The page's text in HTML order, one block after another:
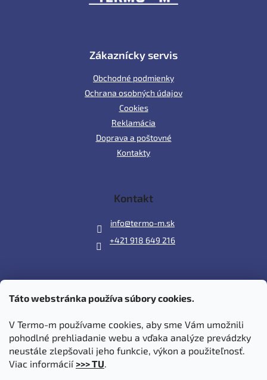
Táto webstránka používa súbory cookies.
V Termo-m používame cookies, aby sme Vám umožnili
pohodlné prehliadanie webu a vďaka analýze prevádzky
neustále zlepšovali jeho funkcie, výkon a použiteľnosť.
Viac informácií >>> TU.
Zákaznícky servis
Obchodné podmienky
Ochrana osobných údajov
Cookies
Reklamácia
Doprava a poštovné
Kontakty
Kontakt
info@termo-m.sk
+421 918 649 216
Prijímame online platby